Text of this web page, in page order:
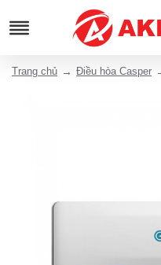
Trang chủ Điều hòa Casper